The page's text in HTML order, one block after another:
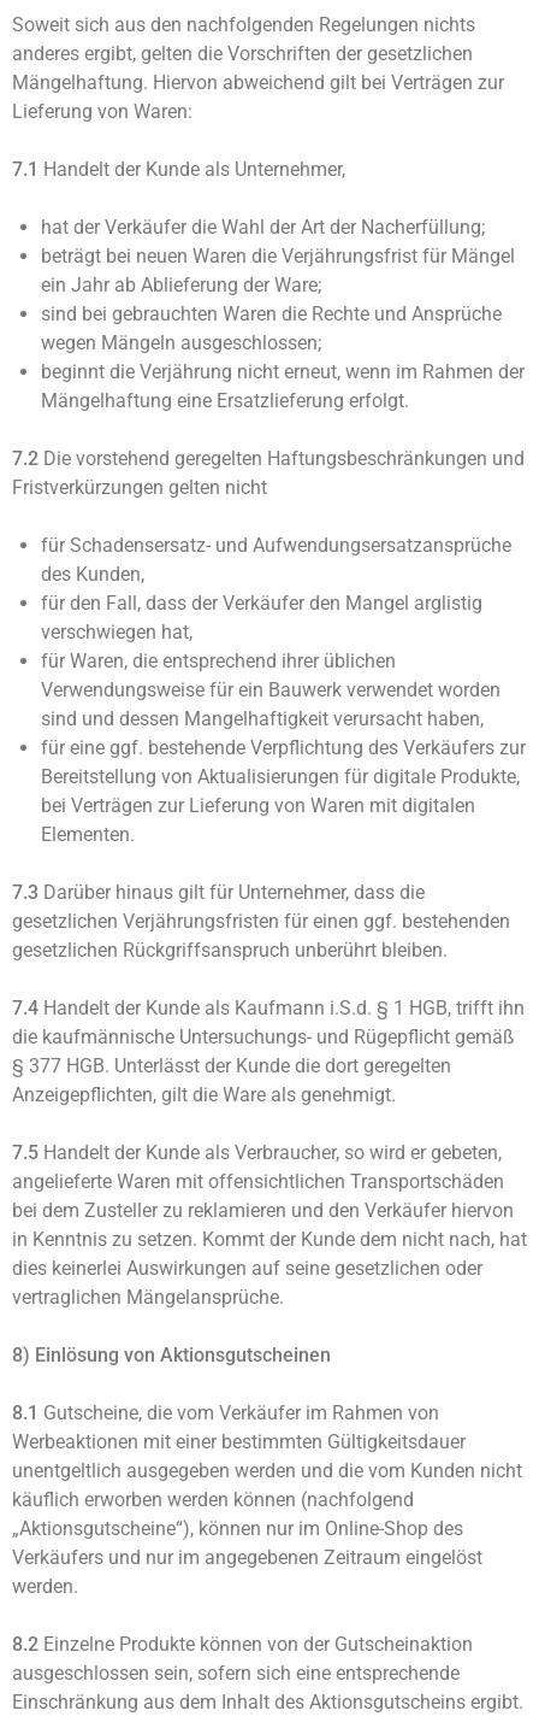
Soweit sich aus den nachfolgenden Regelungen nichts
anderes ergibt, gelten die Vorschriften der gesetzlichen
Mängelhaftung. Hiervon abweichend gilt bei Verträgen zur
Lieferung von Waren:
7.1 Handelt der Kunde als Unternehmer,
hat der Verkäufer die Wahl der Art der Nacherfüllung;
beträgt bei neuen Waren die Verjährungsfrist für Mängel
ein Jahr ab Ablieferung der Ware;
sind bei gebrauchten Waren die Rechte und Ansprüche
wegen Mängeln ausgeschlossen;
beginnt die Verjährung nicht erneut, wenn im Rahmen der
Mängelhaftung eine Ersatzlieferung erfolgt.
7.2 Die vorstehend geregelten Haftungsbeschränkungen und
Fristverkürzungen gelten nicht
für Schadensersatz- und Aufwendungsersatzansprüche
des Kunden,
für den Fall, dass der Verkäufer den Mangel arglistig
verschwiegen hat,
für Waren, die entsprechend ihrer üblichen
Verwendungsweise für ein Bauwerk verwendet worden
sind und dessen Mangelhaftigkeit verursacht haben,
für eine ggf. bestehende Verpflichtung des Verkäufers zur
Bereitstellung von Aktualisierungen für digitale Produkte,
bei Verträgen zur Lieferung von Waren mit digitalen
Elementen.
7.3 Darüber hinaus gilt für Unternehmer, dass die
gesetzlichen Verjährungsfristen für einen ggf. bestehenden
gesetzlichen Rückgriffsanspruch unberührt bleiben.
7.4 Handelt der Kunde als Kaufmann i.S.d. § 1 HGB, trifft ihn
die kaufmännische Untersuchungs- und Rügepflicht gemäß
§ 377 HGB. Unterlässt der Kunde die dort geregelten
Anzeigepflichten, gilt die Ware als genehmigt.
7.5 Handelt der Kunde als Verbraucher, so wird er gebeten,
angelieferte Waren mit offensichtlichen Transportschäden
bei dem Zusteller zu reklamieren und den Verkäufer hiervon
in Kenntnis zu setzen. Kommt der Kunde dem nicht nach, hat
dies keinerlei Auswirkungen auf seine gesetzlichen oder
vertraglichen Mängelansprüche.
8) Einlösung von Aktionsgutscheinen
8.1 Gutscheine, die vom Verkäufer im Rahmen von
Werbeaktionen mit einer bestimmten Gültigkeitsdauer
unentgeltlich ausgegeben werden und die vom Kunden nicht
käuflich erworben werden können (nachfolgend
„Aktionsgutscheine“), können nur im Online-Shop des
Verkäufers und nur im angegebenen Zeitraum eingelöst
werden.
8.2 Einzelne Produkte können von der Gutscheinaktion
ausgeschlossen sein, sofern sich eine entsprechende
Einschränkung aus dem Inhalt des Aktionsgutscheins ergibt.